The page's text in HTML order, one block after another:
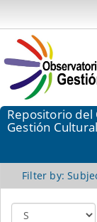
Repositorio
Gestión Cultural
Filter by: